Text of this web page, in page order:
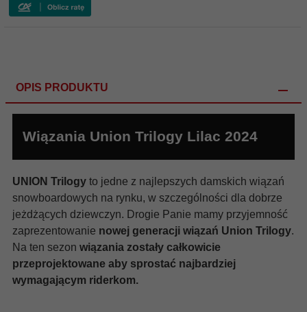
OPIS PRODUKTU
Wiązania Union Trilogy Lilac 2024
UNION Trilogy to jedne z najlepszych damskich wiązań
snowboardowych na rynku, w szczególności dla dobrze
jeżdżących dziewczyn. Drogie Panie mamy przyjemność
zaprezentowanie nowej generacji wiązań Union Trilogy.
Na ten sezon wiązania zostały całkowicie
przeprojektowane aby sprostać najbardziej
wymagającym riderkom.